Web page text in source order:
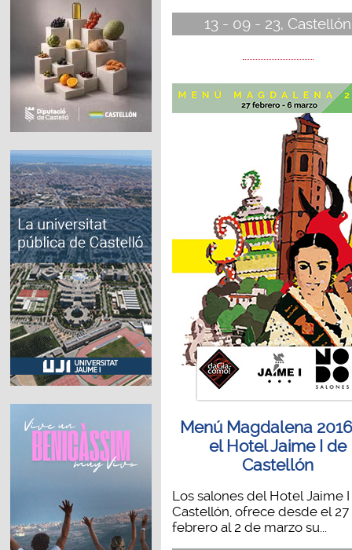
13 - 09 - 23, Castellón
Menú Magdalena
el Hotel Jaime I de
Castellón
Los salones del Hotel Jaime
Castellón, ofrece desde el
febrero al 2 de marzo su...